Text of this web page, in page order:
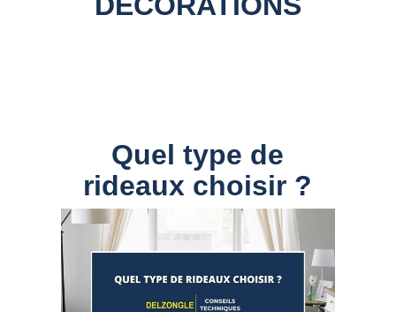
Quel type de
rideaux choisir ?